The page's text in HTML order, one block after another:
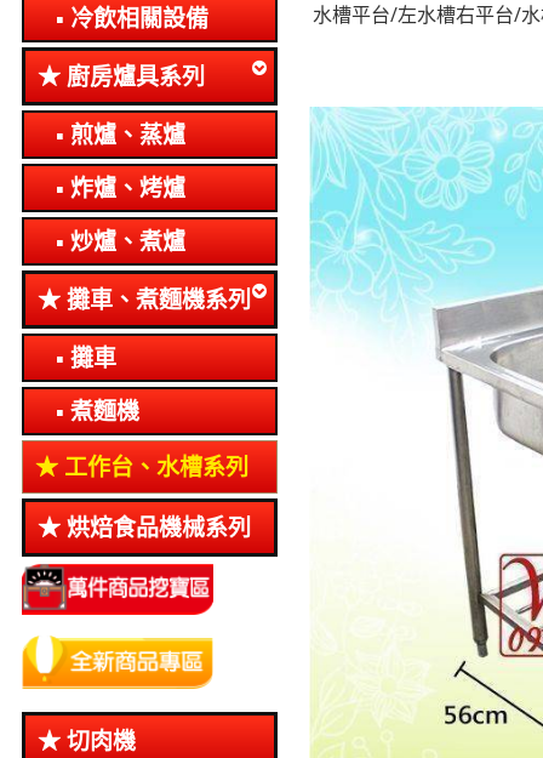
冷飲相關設備
廚房爐具系列
煎爐、蒸爐
炸爐、烤爐
炒爐、煮爐
攤車、煮麵機系列
攤車
煮麵機
工作台、水槽系列
烘焙食品機械系列
切肉機
水槽平台/左水槽右平台/